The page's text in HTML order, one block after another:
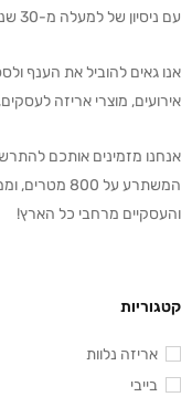
עם ניסיון של למעלה מ-30 שנים,
אנו גאים להוביל את הענף
אירועים, מוצרי אריזה
אנחנו מזמינים אותכם
המשתרע על
והעסקיים מרחבי כל הארץ!
קטגוריות
אריזה נלוות
בייבי